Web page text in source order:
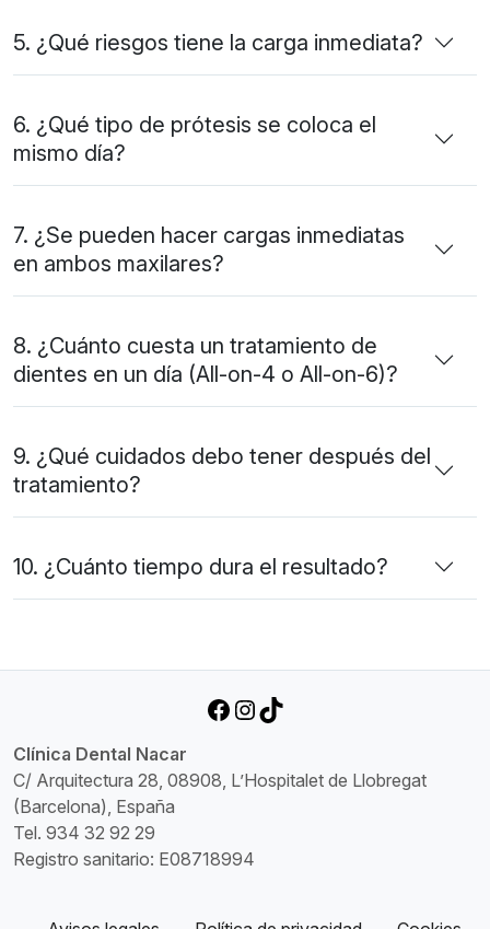
5. ¿Qué riesgos tiene la carga inmediata?
6. ¿Qué tipo de prótesis se coloca el
mismo día?
7. ¿Se pueden hacer cargas inmediatas
en ambos maxilares?
8. ¿Cuánto cuesta un tratamiento de
dientes en un día (All-on-4 o All-on-6)?
9. ¿Qué cuidados debo tener después del
tratamiento?
10. ¿Cuánto tiempo dura el resultado?
Facebook
Instagram
TikTok
Clínica Dental Nacar
C/ Arquitectura 28, 08908, L’Hospitalet de Llobregat
(Barcelona), España
Tel. 934 32 92 29
Registro sanitario: E08718994